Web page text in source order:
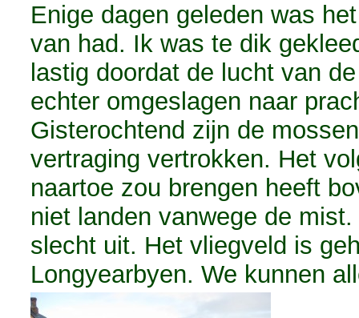
Enige dagen geleden was
van had. Ik was te dik
lastig doordat de lucht van
echter omgeslagen naar
Gisterochtend zijn de
vertraging vertrokken. Het
naartoe zou brengen heeft
niet landen vanwege de
slecht uit. Het vliegveld is
Longyearbyen. We kunnen